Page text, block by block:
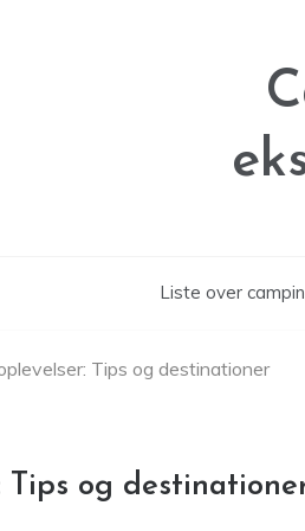
Liste over
Tips og destinationer
Tips og